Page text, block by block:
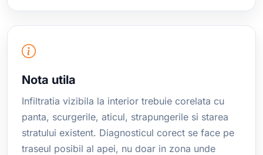
Nota utila
Infiltratia vizibila la interior trebuie corelata cu
panta, scurgerile, aticul, strapungerile si starea
stratului existent. Diagnosticul corect se face pe
traseul posibil al apei, nu doar in zona unde